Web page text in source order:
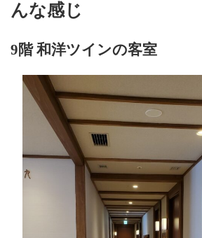
んな感じ
9階 和洋ツインの客室